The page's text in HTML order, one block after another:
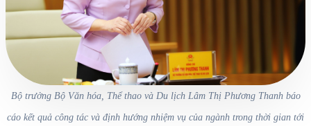
Bộ trưởng Bộ Văn hóa, Thể thao và Du lịch Lâm Thị Phương Thanh báo
cáo kết quả công tác và định hướng nhiệm vụ của ngành trong thời gian tới